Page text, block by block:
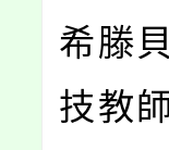
希滕
技教